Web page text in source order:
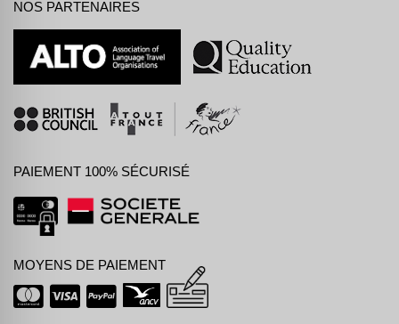
NOS PARTENAIRES
PAIEMENT 100% SÉCURISÉ
MOYENS DE PAIEMENT